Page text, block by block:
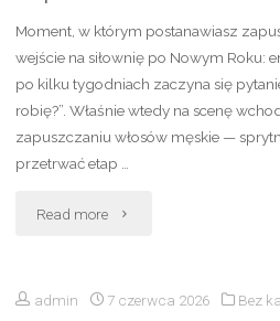
kołduny
krok
Moment, w którym postanawiasz
wejście na siłownię po Nowym Roku:
po kilku tygodniach zaczyna się
robię?”. Właśnie wtedy na scenę
zapuszczaniu włosów męskie —
przetrwać etap …
Read more "Fryzury
przy
admin 7 czerwca 2026 Bez